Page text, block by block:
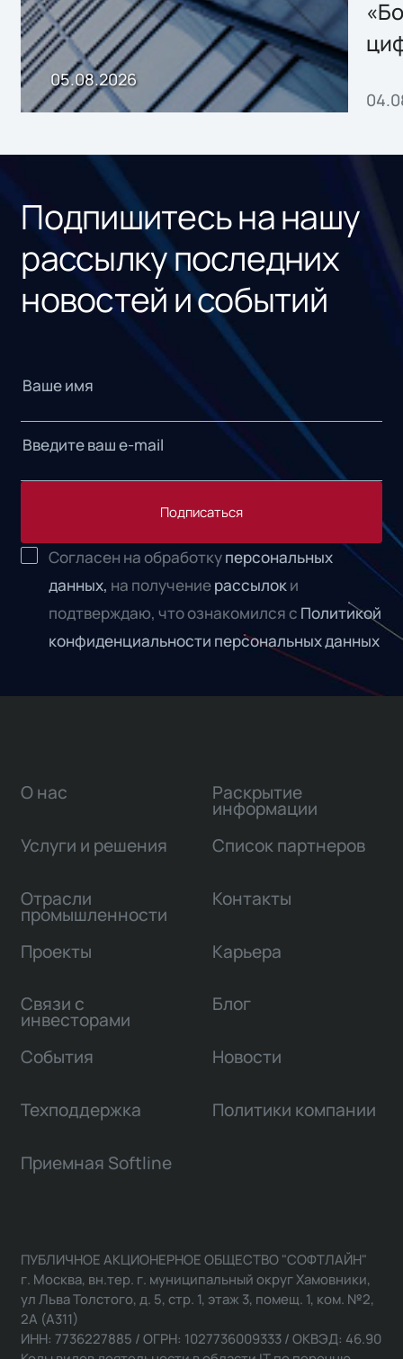
хранения данных
05.08.2026
Подпишитесь на нашу
рассылку последних
новостей и событий
Подписаться
Согласен на обработкуперсональных
данных, на получениерассылоки
подтверждаю, что ознакомился с Политикой
конфиденциальности персональных данных
О нас
Услуги и решения
Отрасли
промышленности
Проекты
Связи с
инвесторами
Раскрытие
информации
Список партнеров
Контакты
Карьера
Блог
События Новости
Техподдержка Политики компании
Приемная Softline
ПУБЛИЧНОЕ АКЦИОНЕРНОЕ ОБЩЕСТВО "СОФТЛАЙН"
г. Москва, вн.тер. г. муниципальный округ Хамовники,
ул Льва Толстого, д. 5, стр. 1, этаж 3, помещ. 1, ком. №2,
2А (А311)
ИНН: 7736227885 / ОГРН: 1027736009333 / ОКВЭД: 46.90